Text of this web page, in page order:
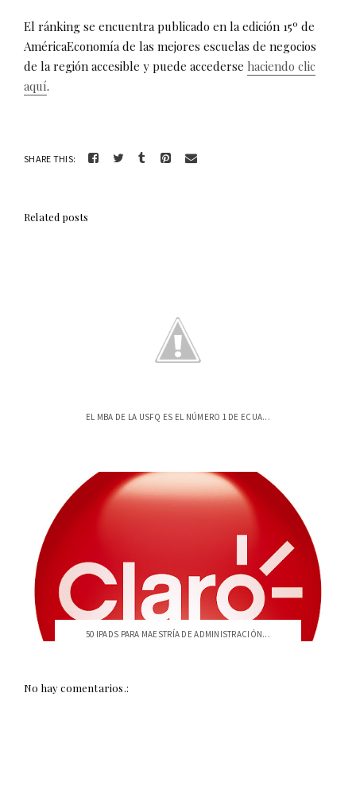
El ránking se encuentra publicado en la edición 15º de
AméricaEconomía de las mejores escuelas de negocios
de la región accesible y puede accederse haciendo clic
aquí.
SHARE THIS:
Related posts
EL MBA DE LA USFQ ES EL NÚMERO 1 DE ECUA...
50 IPADS PARA MAESTRÍA DE ADMINISTRACIÓN...
No hay comentarios.: